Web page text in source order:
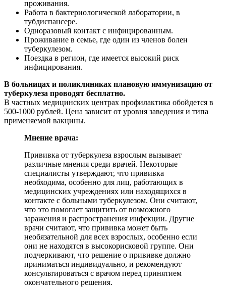
проживания.
Работа в бактериологической лаборатории, в
тубдиспансере.
Одноразовый контакт с инфицированным.
Проживание в семье, где один из членов болен
туберкулезом.
Поездка в регион, где имеется высокий риск
инфицирования.
В больницах и поликлиниках плановую иммунизацию от
туберкулеза проводят бесплатно.
В частных медицинских центрах профилактика обойдется в
500-1000 рублей. Цена зависит от уровня заведения и типа
применяемой вакцины.
Мнение врача:
Прививка от туберкулеза взрослым вызывает
различные мнения среди врачей. Некоторые
специалисты утверждают, что прививка
необходима, особенно для лиц, работающих в
медицинских учреждениях или находящихся в
контакте с больными туберкулезом. Они считают,
что это помогает защитить от возможного
заражения и распространения инфекции. Другие
врачи считают, что прививка может быть
необязательной для всех взрослых, особенно если
они не находятся в высокорисковой группе. Они
подчеркивают, что решение о прививке должно
приниматься индивидуально, и рекомендуют
консультироваться с врачом перед принятием
окончательного решения.